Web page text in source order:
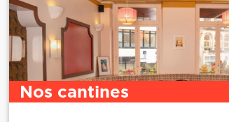
Nos cantines